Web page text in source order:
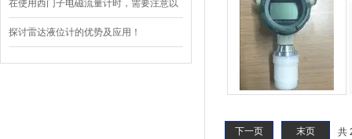
在使用西门子电磁流量计时，需要注意以
下几个方面的事项
探讨雷达液位计的优势及应用！
共
下一页 末页